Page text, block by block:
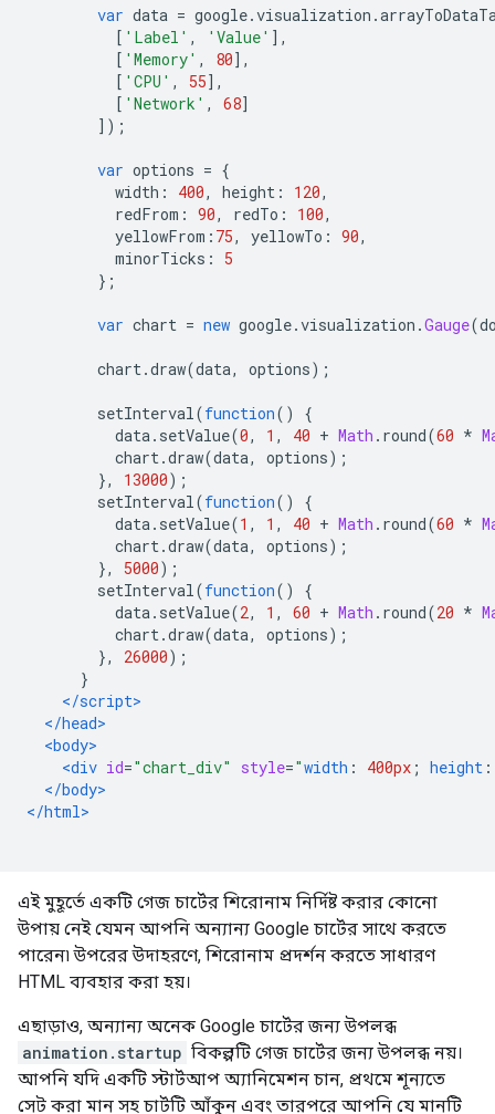
var data = google.visualization .
[ 'Label' , 'Value' ],
[ 'Memory' , 80],
[ 'CPU' , 55],
[ 'Network' , 68]
]);
var options = {
width : 400, height : 120,
redFrom : 90, redTo : 100,
yellowFrom : 75, yellowTo : 90,
minorTicks :
5
};
var chart = new google.visualization .Gauge(
chart.draw(data, options);
setInterval(function()
{
data. setValue(0, 1 , 40 + Math . round(60 *
chart.draw(data, options);
},
13000);
setInterval(function()
{
data. setValue(1 , 1 , 40 + Math . round(60 *
chart.draw(data, options);
},
5000);
setInterval(function()
{
data. setValue(2, 1 , 60 + Math . round(20 *
chart.draw(data, options);
},
26000);
}
</script>
</head>
<body>
<div id="chart_div" style="width : 400px ; height :
</body>
</html>
এই মুহূর্তে একটি গেজ চার্টের শিরোনাম নির্দিষ্ট করার কোনো
উপায় নেই যেমন আপনি অন্যান্য Google চার্টের সাথে করতে
পারেন৷ উপরের উদাহরণে, শিরোনাম প্রদর্শন করতে সাধারণ
HTML ব্যবহার করা হয়।
এছাড়াও, অন্যান্য অনেক Google চার্টের জন্য উপলব্ধ
animation.startup বিকল্পটি গেজ চার্টের জন্য উপলব্ধ নয়।
আপনি যদি একটি স্টার্টআপ অ্যানিমেশন চান, প্রথমে শূন্যতে
সেট করা মান সহ চার্টটি আঁকুন এবং তারপরে আপনি যে মানটি